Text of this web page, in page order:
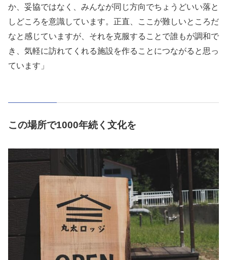
か、妥協ではなく、みんなが同じ方向でちょうどいい落と
しどころを意識しています。正直、ここが難しいところだ
なと感じていますが、それを克服することで誰もが調和で
き、気軽に訪れてくれる施設を作ることにつながると思っ
ています」
この場所で1000年続く文化を